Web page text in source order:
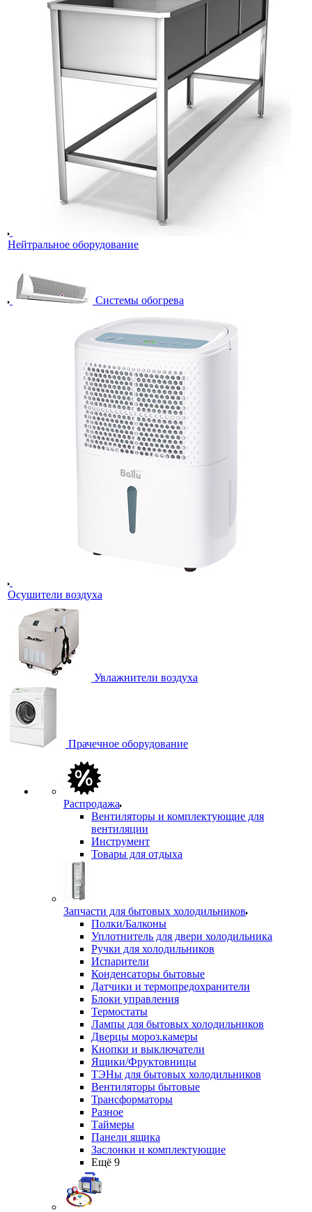
Нейтральное оборудование
Системы обогрева
Осушители воздуха
Увлажнители воздуха
Прачечное оборудование
Распродажа
Вентиляторы и комплектующие для
вентиляции
Инструмент
Товары для отдыха
Запчасти для бытовых холодильников
Полки/Балконы
Уплотнитель для двери холодильника
Ручки для холодильников
Испарители
Конденсаторы бытовые
Датчики и термопредохранители
Блоки управления
Термостаты
Лампы для бытовых холодильников
Дверцы мороз.камеры
Кнопки и выключатели
Ящики/Фруктовницы
ТЭНы для бытовых холодильников
Вентиляторы бытовые
Трансформаторы
Разное
Таймеры
Панели ящика
Заслонки и комплектующие
Ещё 9